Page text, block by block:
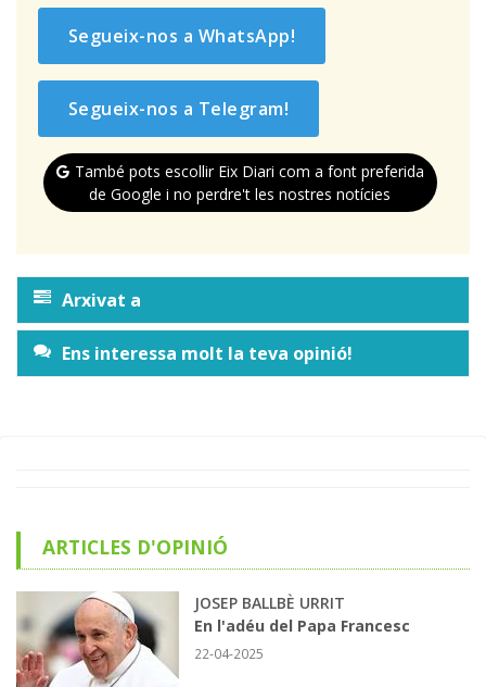
Segueix-nos a WhatsApp!
Segueix-nos a Telegram!
També pots escollir Eix Diari com a font preferida
de Google i no perdre't les nostres notícies
Arxivat a
Ens interessa molt la teva opinió!
ARTICLES D'OPINIÓ
JOSEP BALLBÈ URRIT
En l'adéu del Papa Francesc
22-04-2025